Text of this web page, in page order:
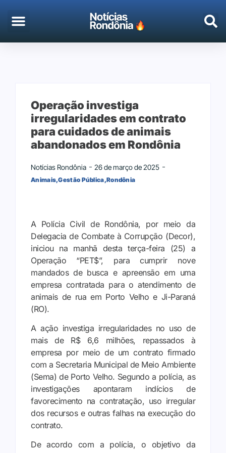
Operação investiga
irregularidades em contrato
para cuidados de animais
abandonados em Rondônia
Notícias Rondônia 26 de março de 2025
Animais,Gestão Pública,Rondônia
A Polícia Civil de Rondônia, por meio da
Delegacia de Combate à Corrupção (Decor),
iniciou na manhã desta terça-feira (25) a
Operação “PET$”, para cumprir nove
mandados de busca e apreensão em uma
empresa contratada para o atendimento de
animais de rua em Porto Velho e Ji-Paraná
(RO).
A ação investiga irregularidades no uso de
mais de R$ 6,6 milhões, repassados à
empresa por meio de um contrato firmado
com a Secretaria Municipal de Meio Ambiente
(Sema) de Porto Velho. Segundo a polícia, as
investigações apontaram indícios de
favorecimento na contratação, uso irregular
dos recursos e outras falhas na execução do
contrato.
De acordo com a polícia, o objetivo da